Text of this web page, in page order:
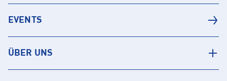
EVENTS
ÜBER UNS